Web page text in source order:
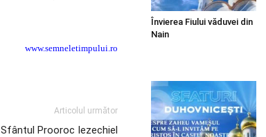
www.semneletimpului.ro
Articolul următor
Sfântul Prooroc Iezechiel
Învierea Fiului văduvei din
Nain